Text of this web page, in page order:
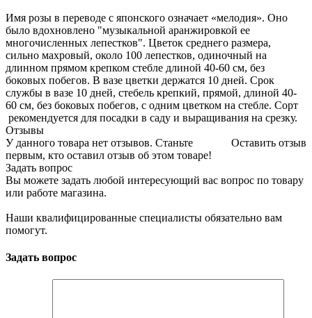
Имя розы в переводе с японского означает «мелодия». Оно
было вдохновлено "музыкальной аранжировкой ее
многочисленных лепестков". Цветок среднего размера,
сильно махровый, около 100 лепестков, одиночный на
длинном прямом крепком стебле длиной 40-60 см, без
боковых побегов. В вазе цветки держатся 10 дней. Срок
службы в вазе 10 дней, стебель крепкий, прямой, длиной 40-
60 см, без боковых побегов, с одним цветком на стебле. Сорт
рекомендуется для посадки в саду и выращивания на срезку.
Отзывы
Оставить отзыв
У данного товара нет отзывов. Станьте
первым, кто оставил отзыв об этом товаре!
Задать вопрос
Вы можете задать любой интересующий вас вопрос по товару
или работе магазина.
Наши квалифицированные специалисты обязательно вам
помогут.
Задать вопрос